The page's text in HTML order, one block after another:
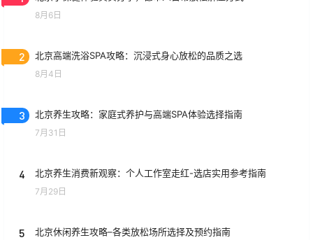
8月6日
2 北京高端洗浴SPA攻略：沉浸式身心放松的品质之选
8月4日
3 北京养生攻略：家庭式养护与高端SPA体验选择指南
7月31日
4 北京养生消费新观察：个人工作室走红-选店实用参考指南
7月29日
5 北京休闲养生攻略–各类放松场所选择及预约指南